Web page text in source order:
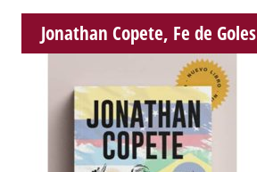
Jonathan Copete, Fe de Goles